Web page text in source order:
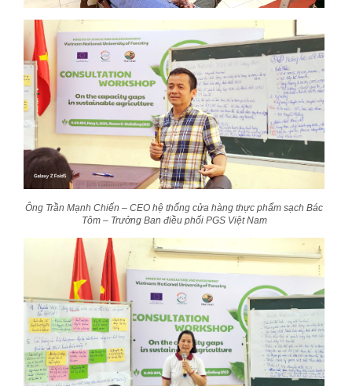
Ông Trần Mạnh Chiến – CEO hệ thống cửa hàng thực phẩm sạch Bác
Tôm – Trưởng Ban điều phối PGS Việt Nam